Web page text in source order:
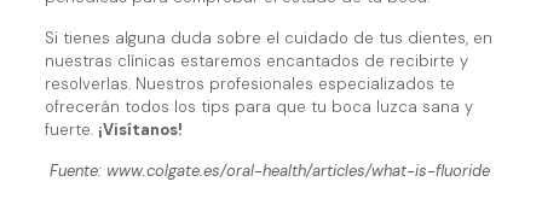
Si tienes alguna duda sobre el cuidado de tus dientes, en
nuestras clínicas estaremos encantados de recibirte y
resolverlas. Nuestros profesionales especializados te
ofrecerán todos los tips para que tu boca luzca sana y
fuerte. ¡Visítanos!
Fuente: www.colgate.es/oral-health/articles/what-is-fluoride